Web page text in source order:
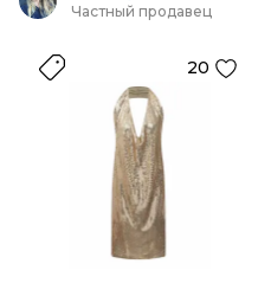
Частный продавец
20